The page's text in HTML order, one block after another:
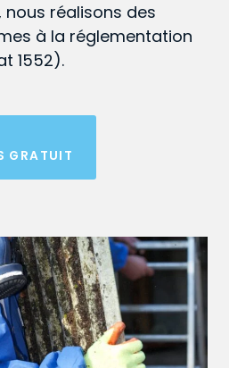
nous réalisons des
à la réglementation
1552).
GRATUIT